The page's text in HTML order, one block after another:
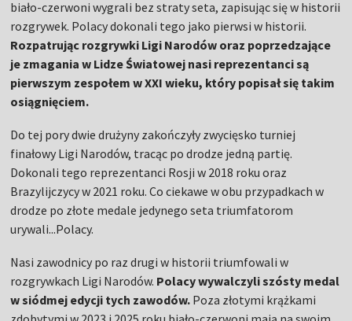
biało-czerwoni wygrali bez straty seta, zapisując się w historii
rozgrywek. Polacy dokonali tego jako pierwsi w historii.
Rozpatrując rozgrywki Ligi Narodów oraz poprzedzające
je zmagania w Lidze Światowej nasi reprezentanci są
pierwszym zespołem w XXI wieku, który popisał się takim
osiągnięciem.
Do tej pory dwie drużyny zakończyły zwycięsko turniej
finałowy Ligi Narodów, tracąc po drodze jedną partię.
Dokonali tego reprezentanci Rosji w 2018 roku oraz
Brazylijczycy w 2021 roku. Co ciekawe w obu przypadkach w
drodze po złote medale jedynego seta triumfatorom
urywali...Polacy.
Nasi zawodnicy po raz drugi w historii triumfowali w
rozgrywkach Ligi Narodów. Polacy wywalczyli szósty medal
w siódmej edycji tych zawodów. Poza złotymi krążkami